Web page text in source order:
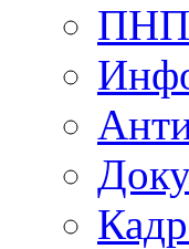
ПНП